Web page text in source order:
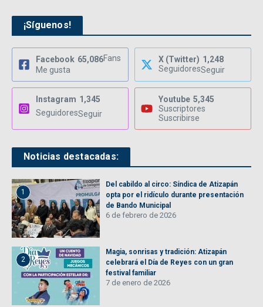
¡Síguenos!
Facebook 65,086Fans
Me gusta
X (Twitter) 1,248
SeguidoresSeguir
Instagram 1,345
SeguidoresSeguir
Youtube 5,345
Suscriptores
Suscribirse
Noticias destacadas:
1
Del cabildo al circo: Síndica de Atizapán
opta por el ridículo durante presentación
de Bando Municipal
6 de febrero de 2026
2
Magia, sonrisas y tradición: Atizapán
celebrará el Día de Reyes con un gran
festival familiar
7 de enero de 2026